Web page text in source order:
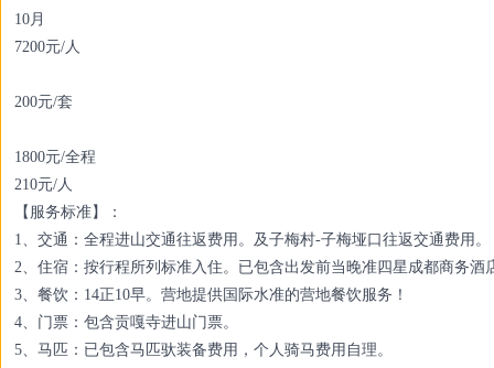
10月
7200元/人
200元/套
1800元/全程
210元/人
【服务标准】：
1、交通：全程进山交通往返费用。及子梅村-子梅垭口往返交通费用。
2、住宿：按行程所列标准入住。已包含出发前当晚准四星成都商务酒
3、餐饮：14正10早。营地提供国际水准的营地餐饮服务！
4、门票：包含贡嘎寺进山门票。
5、马匹：已包含马匹驮装备费用，个人骑马费用自理。